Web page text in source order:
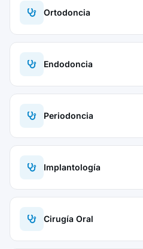
Ortodoncia
Endodoncia
Periodoncia
Implantología
Cirugía Oral